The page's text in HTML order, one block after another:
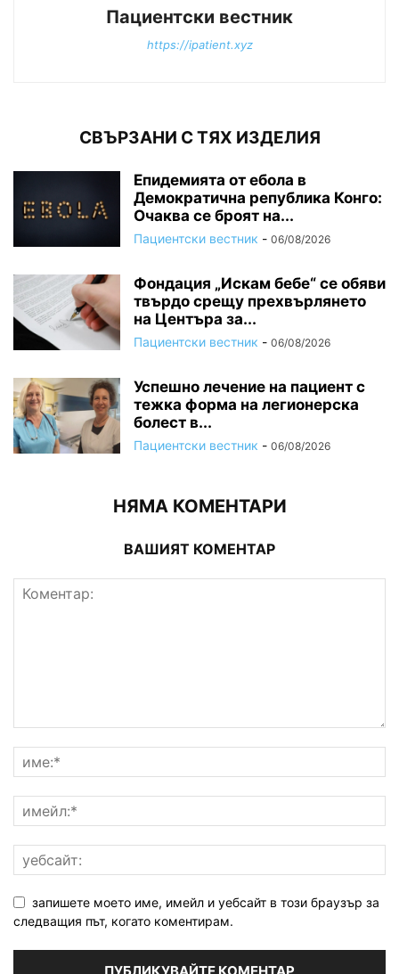
Пациентски вестник
https://ipatient.xyz
СВЪРЗАНИ С ТЯХ ИЗДЕЛИЯ
Епидемията от ебола в
Демократична република Конго:
Очаква се броят на...
Пациентски вестник - 06/08/2026
Фондация „Искам бебе“ се обяви
твърдо срещу прехвърлянето
на Центъра за...
Пациентски вестник - 06/08/2026
Успешно лечение на пациент с
тежка форма на легионерска
болест в...
Пациентски вестник - 06/08/2026
НЯМА КОМЕНТАРИ
ВАШИЯТ КОМЕНТАР
запишете моето име, имейл и уебсайт в този браузър за
следващия път, когато коментирам.